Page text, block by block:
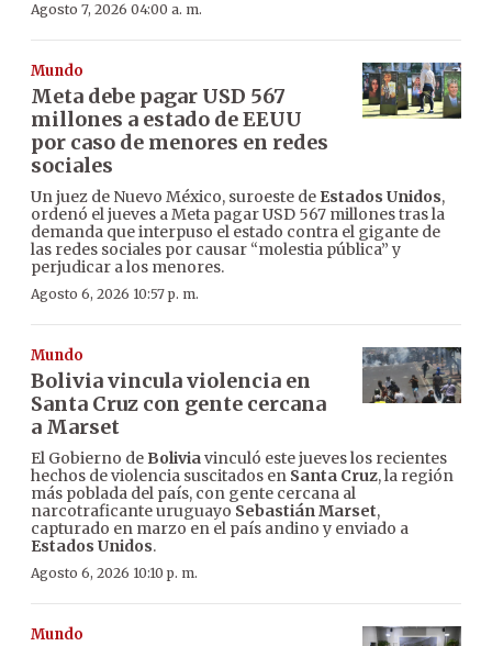
Agosto 7, 2026 04:00 a. m.
Mundo
Meta debe pagar USD 567
millones a estado de EEUU
por caso de menores en redes
sociales
Un juez de Nuevo México, suroeste de Estados Unidos,
ordenó el jueves a Meta pagar USD 567 millones tras la
demanda que interpuso el estado contra el gigante de
las redes sociales por causar “molestia pública” y
perjudicar a los menores.
Agosto 6, 2026 10:57 p. m.
Mundo
Bolivia vincula violencia en
Santa Cruz con gente cercana
a Marset
El Gobierno de Boliviavinculó este jueves los recientes
hechos de violencia suscitados en Santa Cruz, la región
más poblada del país, con gente cercana al
narcotraficante uruguayo Sebastián Marset,
capturado en marzo en el país andino y enviado a
Estados Unidos.
Agosto 6, 2026 10:10 p. m.
Mundo